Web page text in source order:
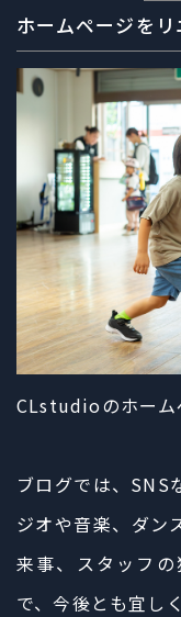
ホームページをリ
CLstudioのホーム
ブログでは、SNS
ジオや音楽、ダン
来事、スタッフ
で、今後とも宜し